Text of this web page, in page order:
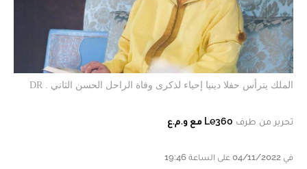
الملك يترأس حفلا دينيا إحياء لذكرى وفاة الراحل الحسن الثاني . DR
تحرير من طرف Le360 مع و.م.ع
في 04/11/2022 على الساعة 19:46